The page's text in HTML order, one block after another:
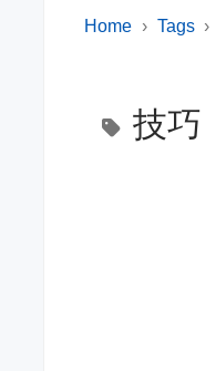
Home Tags
技巧